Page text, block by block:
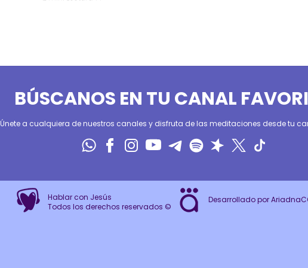
BÚSCANOS EN TU CANAL
Únete a cualquiera de nuestros canales y disfruta de las meditaciones desde tu
Hablar con Jesús
Todos los derechos reservados ©
Desarrollado por